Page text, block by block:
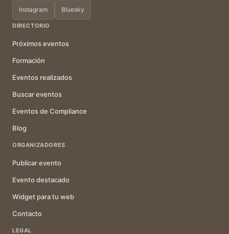
Instagram Bluesky
DIRECTORIO
Próximos eventos
Formación
Eventos realizados
Buscar eventos
Eventos de Compliance
Blog
ORGANIZADORES
Publicar evento
Evento destacado
Widget para tu web
Contacto
LEGAL